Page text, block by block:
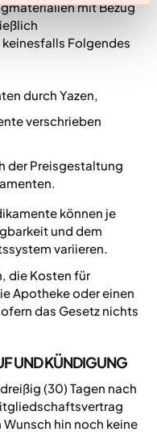
mit Bezug
Folgendes
durch Yazen,
verschrieben
der Preisgestaltung
können je
und dem
variieren.
die Kosten für
Apotheke oder einen
das Gesetz nichts
UND KÜNDIGUNG
(30) Tagen nach
hin noch keine